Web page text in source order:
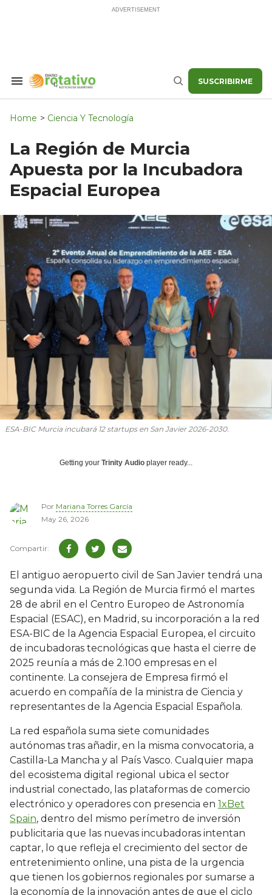
Search
Navigation
Buscar SUSCRIBIRME
Home > Ciencia Y Tecnología
La Región de Murcia
Apuesta por la Incubadora
Espacial Europea
ESA-BIC Murcia incubará 12 startups en San Javier 2026-2030.
Getting your Trinity Audio player ready...
Por Mariana Torres García
May 26, 2026
El antiguo aeropuerto civil de San Javier tendrá una
segunda vida. La Región de Murcia firmó el martes
28 de abril en el Centro Europeo de Astronomía
Espacial (ESAC), en Madrid, su incorporación a la red
ESA-BIC de la Agencia Espacial Europea, el circuito
de incubadoras tecnológicas que hasta el cierre de
2025 reunía a más de 2.100 empresas en el
continente. La consejera de Empresa firmó el
acuerdo en compañía de la ministra de Ciencia y
representantes de la Agencia Espacial Española.
La red española suma siete comunidades
autónomas tras añadir, en la misma convocatoria, a
Castilla-La Mancha y al País Vasco. Cualquier mapa
del ecosistema digital regional ubica el sector
industrial conectado, las plataformas de comercio
electrónico y operadores con presencia en 1xBet
Spain, dentro del mismo perímetro de inversión
publicitaria que las nuevas incubadoras intentan
captar, lo que refleja el crecimiento del sector de
entretenimiento online, una pista de la urgencia
que tienen los gobiernos regionales por sumarse a
la economía de la innovación antes de que el ciclo